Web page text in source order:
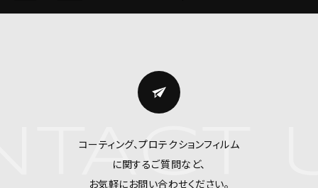
コーティング、プロテクションフィルム
に関するご質問など、
お気軽にお問い合わせください。